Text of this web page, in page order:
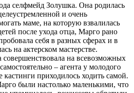
селфмейд Золушка. Она родилась
и очень
маме, на которую взвалилась
после ухода отца, Марго рано
себя в разных сферах и в
на актерском мастерстве.
на всевозможных
– агента у молодого
кастинги приходилось ходить самой.
были настолько маленькими, что